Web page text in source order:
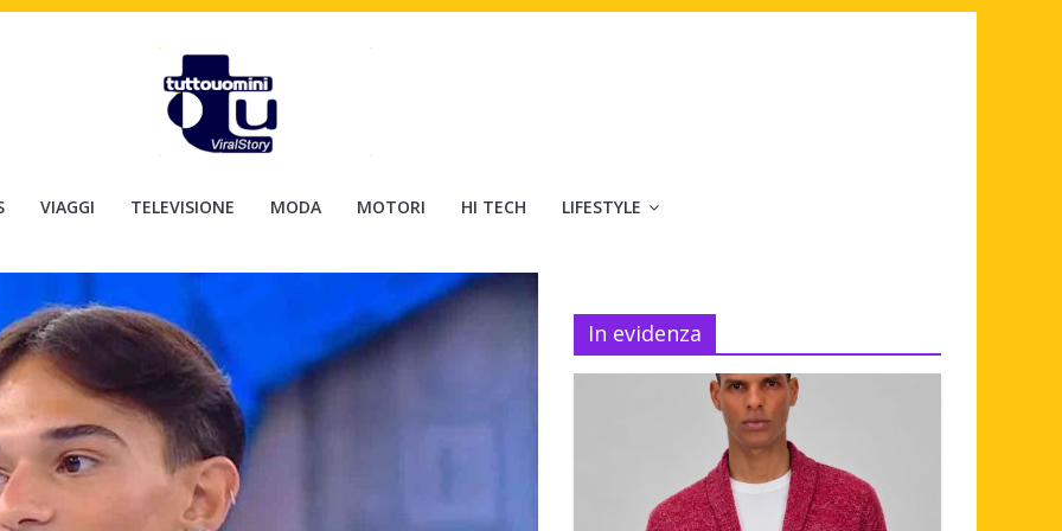
VIAGGI TELEVISIONE MODA MOTORI HI TECH LIFESTYLE
In evidenza